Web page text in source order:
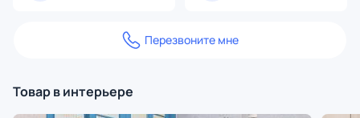
Перезвоните мне
Товар в интерьере